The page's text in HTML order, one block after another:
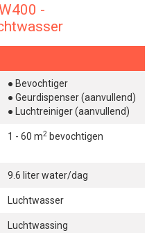
-
● Bevochtiger
● Geurdispenser (aanvullend)
● Luchtreiniger (aanvullend)
1 - 60 m2 bevochtigen
9.6 liter water/dag
Luchtwasser
Luchtwassing